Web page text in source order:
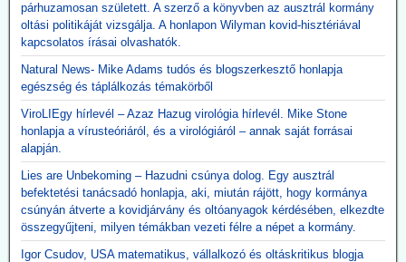
párhuzamosan született. A szerző a könyvben az ausztrál kormány
oltási politikáját vizsgálja. A honlapon Wilyman kovid-hisztériával
kapcsolatos írásai olvashatók.
Natural News- Mike Adams tudós és blogszerkesztő honlapja
egészség és táplálkozás témakörből
ViroLIEgy hírlevél – Azaz Hazug virológia hírlevél. Mike Stone
honlapja a vírusteóriáról, és a virológiáról – annak saját forrásai
alapján.
Lies are Unbekoming – Hazudni csúnya dolog. Egy ausztrál
befektetési tanácsadó honlapja, aki, miután rájött, hogy kormánya
csúnyán átverte a kovidjárvány és oltóanyagok kérdésében, elkezdte
összegyűjteni, milyen témákban vezeti félre a népet a kormány.
Igor Csudov, USA matematikus, vállalkozó és oltáskritikus blogja